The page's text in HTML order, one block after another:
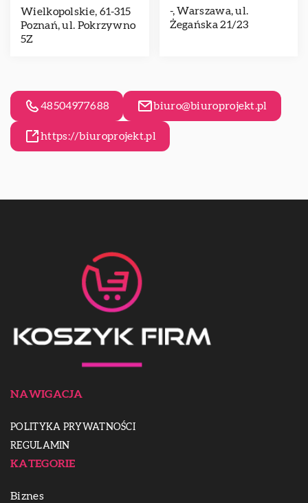
Wielkopolskie, 61-315
Poznań, ul. Pokrzywno
5Z
-, Warszawa, ul.
Żegańska 21/23
48504977688 biuro@biuroprojekt.pl
https://biuroprojekt.pl
NAWIGACJA
POLITYKA PRYWATNOŚCI
REGULAMIN
KATEGORIE
Biznes